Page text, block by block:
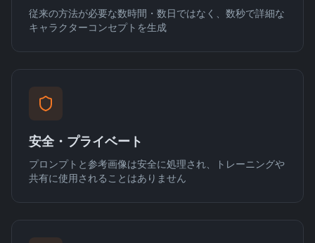
従来の方法が必要な数時間・数日ではなく、数秒で詳細な
キャラクターコンセプトを生成
安全・プライベート
プロンプトと参考画像は安全に処理され、トレーニングや
共有に使用されることはありません